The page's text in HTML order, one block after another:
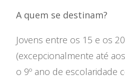
O
Oferta
Ensino
A quem se destinam?
Jovens entre os 15 e os
(excepcionalmente até
o 9º ano de escolaridade